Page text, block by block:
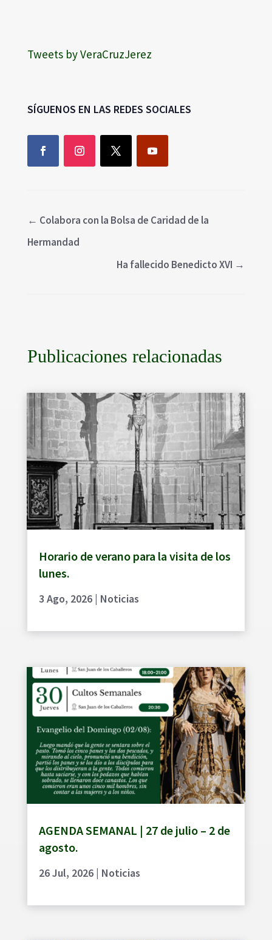
Tweets by VeraCruzJerez
SÍGUENOS EN LAS REDES SOCIALES
← Colabora con la Bolsa de Caridad de la
Hermandad
Ha fallecido Benedicto XVI →
Publicaciones relacionadas
Horario de verano para la visita de los
lunes.
3 Ago, 2026| Noticias
AGENDA SEMANAL | 27 de julio – 2 de
agosto.
26 Jul, 2026| Noticias